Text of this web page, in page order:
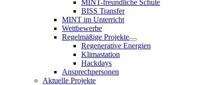
MINT-freundliche Schule
BISS Transfer
MINT im Unterricht
Wettbewerbe
Regelmäßige Projekte
Regenerative Energien
Klimastation
Hackdays
Ansprechpersonen
Aktuelle Projekte